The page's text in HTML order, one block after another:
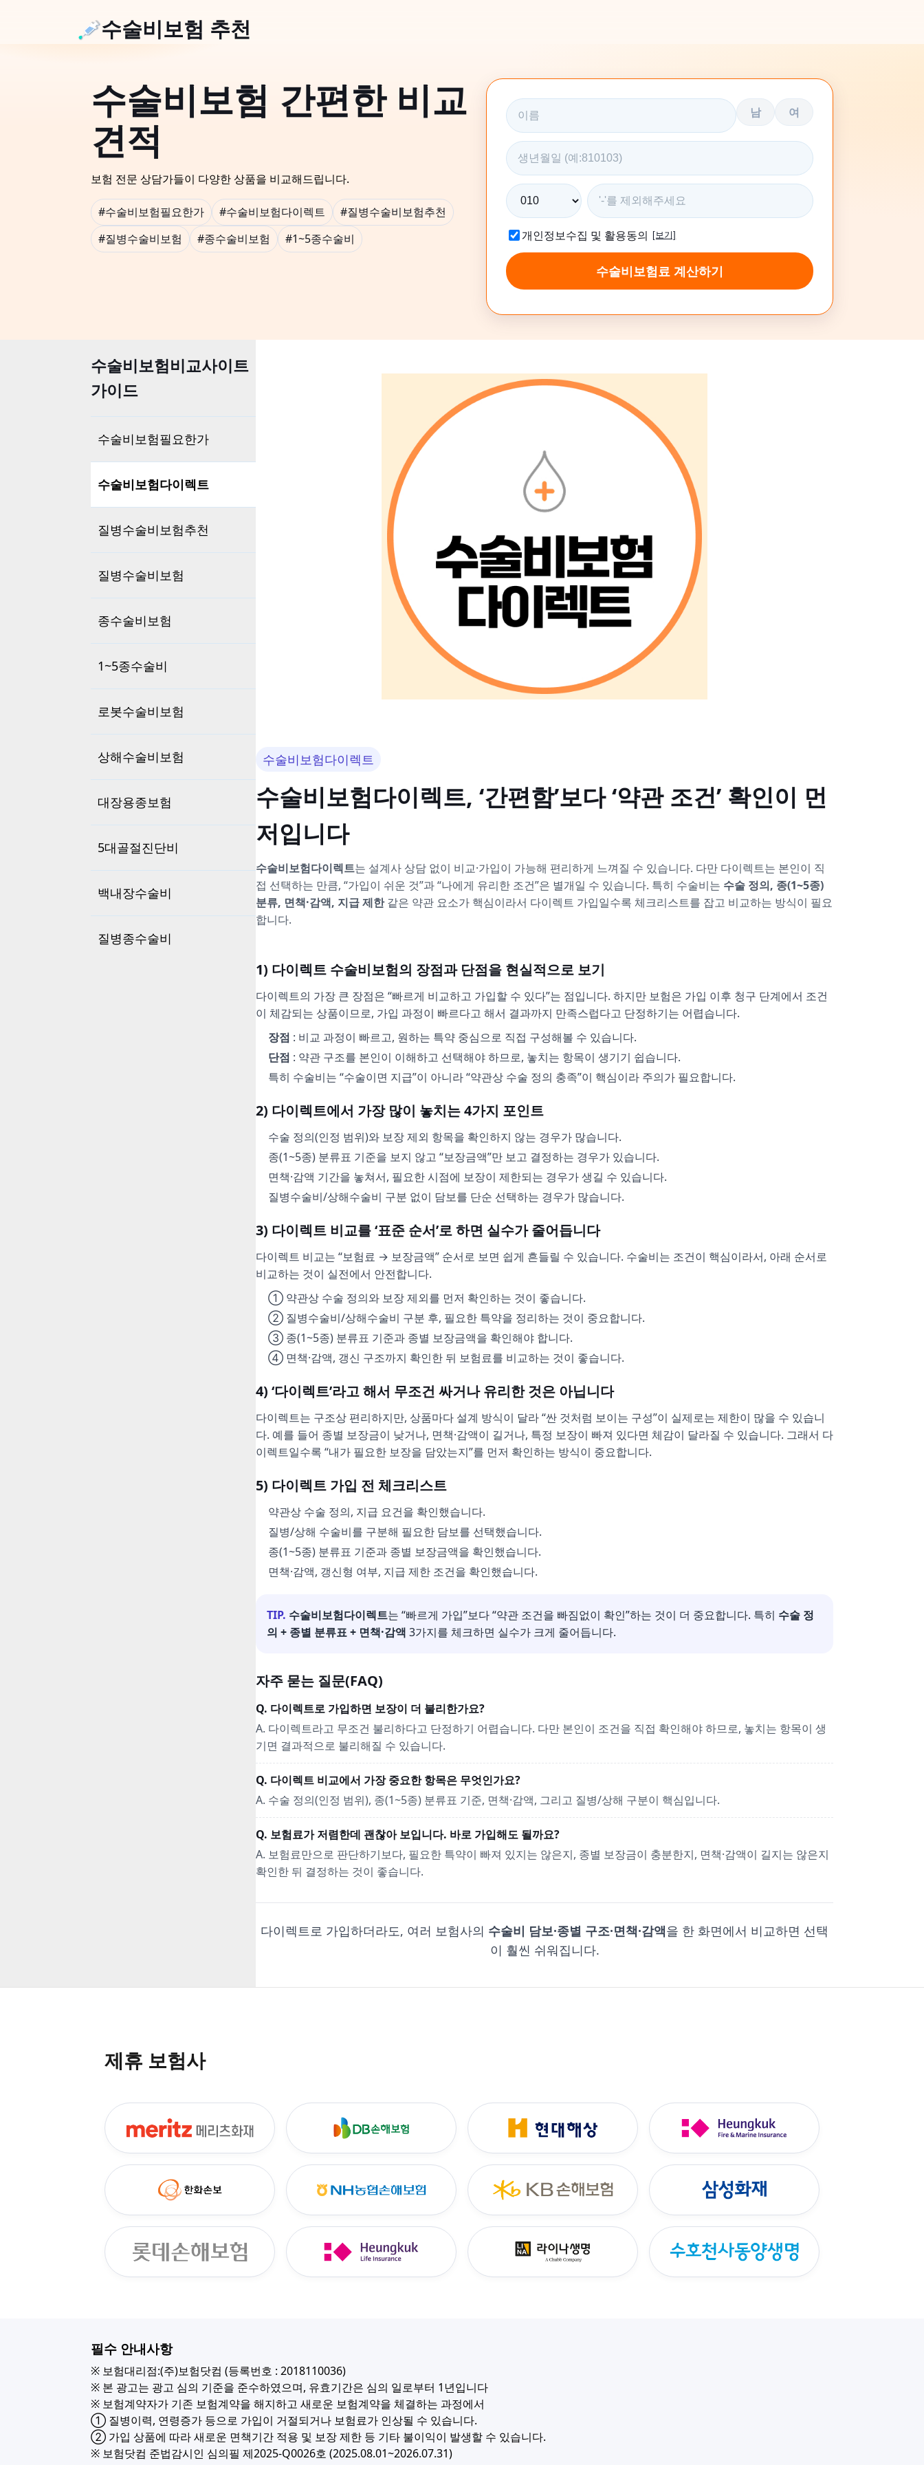
수술비보험 추천
수술비보험 간편한 비교
견적
보험 전문 상담가들이 다양한 상품을 비교해드립니다.
#수술비보험필요한가 #수술비보험다이렉트
#질병수술비보험추천
#질병수술비보험
#종수술비보험 #1~5종수술비
남 여
개인정보수집 및 활용동의 [보기]
수술비보험료 계산하기
수술비보험비교사이트
가이드
수술비보험필요한가
수술비보험다이렉트
질병수술비보험추천
질병수술비보험
종수술비보험
1~5종수술비
로봇수술비보험
상해수술비보험
대장용종보험
5대골절진단비
백내장수술비
질병종수술비
수술비보험다이렉트
수술비보험다이렉트, ‘간편함’보다 ‘약관 조건’ 확인이 먼
저입니다
수술비보험다이렉트는 설계사 상담 없이 비교·가입이 가능해 편리하게 느껴질 수 있습니다. 다만 다이렉트는 본인이 직
접 선택하는 만큼, “가입이 쉬운 것”과 “나에게 유리한 조건”은 별개일 수 있습니다. 특히 수술비는 수술 정의, 종(1~5종)
분류, 면책·감액, 지급 제한같은 약관 요소가 핵심이라서 다이렉트 가입일수록 체크리스트를 잡고 비교하는 방식이 필요
합니다.
1) 다이렉트 수술비보험의 장점과 단점을 현실적으로 보기
다이렉트의 가장 큰 장점은 “빠르게 비교하고 가입할 수 있다”는 점입니다. 하지만 보험은 가입 이후 청구 단계에서 조건
이 체감되는 상품이므로, 가입 과정이 빠르다고 해서 결과까지 만족스럽다고 단정하기는 어렵습니다.
장점 : 비교 과정이 빠르고, 원하는 특약 중심으로 직접 구성해볼 수 있습니다.
단점 : 약관 구조를 본인이 이해하고 선택해야 하므로, 놓치는 항목이 생기기 쉽습니다.
특히 수술비는 “수술이면 지급”이 아니라 “약관상 수술 정의 충족”이 핵심이라 주의가 필요합니다.
2) 다이렉트에서 가장 많이 놓치는 4가지 포인트
수술 정의(인정 범위)와 보장 제외 항목을 확인하지 않는 경우가 많습니다.
종(1~5종) 분류표 기준을 보지 않고 “보장금액”만 보고 결정하는 경우가 있습니다.
면책·감액 기간을 놓쳐서, 필요한 시점에 보장이 제한되는 경우가 생길 수 있습니다.
질병수술비/상해수술비 구분 없이 담보를 단순 선택하는 경우가 많습니다.
3) 다이렉트 비교를 ‘표준 순서’로 하면 실수가 줄어듭니다
다이렉트 비교는 “보험료 → 보장금액” 순서로 보면 쉽게 흔들릴 수 있습니다. 수술비는 조건이 핵심이라서, 아래 순서로
비교하는 것이 실전에서 안전합니다.
① 약관상 수술 정의와 보장 제외를 먼저 확인하는 것이 좋습니다.
② 질병수술비/상해수술비 구분 후, 필요한 특약을 정리하는 것이 중요합니다.
③ 종(1~5종) 분류표 기준과 종별 보장금액을 확인해야 합니다.
④ 면책·감액, 갱신 구조까지 확인한 뒤 보험료를 비교하는 것이 좋습니다.
4) ‘다이렉트’라고 해서 무조건 싸거나 유리한 것은 아닙니다
다이렉트는 구조상 편리하지만, 상품마다 설계 방식이 달라 “싼 것처럼 보이는 구성”이 실제로는 제한이 많을 수 있습니
다. 예를 들어 종별 보장금이 낮거나, 면책·감액이 길거나, 특정 보장이 빠져 있다면 체감이 달라질 수 있습니다. 그래서 다
이렉트일수록 “내가 필요한 보장을 담았는지”를 먼저 확인하는 방식이 중요합니다.
5) 다이렉트 가입 전 체크리스트
약관상 수술 정의, 지급 요건을 확인했습니다.
질병/상해 수술비를 구분해 필요한 담보를 선택했습니다.
종(1~5종) 분류표 기준과 종별 보장금액을 확인했습니다.
면책·감액, 갱신형 여부, 지급 제한 조건을 확인했습니다.
TIP. 수술비보험다이렉트는 “빠르게 가입”보다 “약관 조건을 빠짐없이 확인”하는 것이 더 중요합니다. 특히 수술 정
의 + 종별 분류표 + 면책·감액 3가지를 체크하면 실수가 크게 줄어듭니다.
자주 묻는 질문(FAQ)
Q. 다이렉트로 가입하면 보장이 더 불리한가요?
A. 다이렉트라고 무조건 불리하다고 단정하기 어렵습니다. 다만 본인이 조건을 직접 확인해야 하므로, 놓치는 항목이 생
기면 결과적으로 불리해질 수 있습니다.
Q. 다이렉트 비교에서 가장 중요한 항목은 무엇인가요?
A. 수술 정의(인정 범위), 종(1~5종) 분류표 기준, 면책·감액, 그리고 질병/상해 구분이 핵심입니다.
Q. 보험료가 저렴한데 괜찮아 보입니다. 바로 가입해도 될까요?
A. 보험료만으로 판단하기보다, 필요한 특약이 빠져 있지는 않은지, 종별 보장금이 충분한지, 면책·감액이 길지는 않은지
확인한 뒤 결정하는 것이 좋습니다.
다이렉트로 가입하더라도, 여러 보험사의 수술비 담보·종별 구조·면책·감액을 한 화면에서 비교하면 선택
이 훨씬 쉬워집니다.
제휴 보험사
필수 안내사항
※ 보험대리점:(주)보험닷컴 (등록번호 : 2018110036)
※ 본 광고는 광고 심의 기준을 준수하였으며, 유효기간은 심의 일로부터 1년입니다
※ 보험계약자가 기존 보험계약을 해지하고 새로운 보험계약을 체결하는 과정에서
① 질병이력, 연령증가 등으로 가입이 거절되거나 보험료가 인상될 수 있습니다.
② 가입 상품에 따라 새로운 면책기간 적용 및 보장 제한 등 기타 불이익이 발생할 수 있습니다.
※ 보험닷컴 준법감시인 심의필 제2025-Q0026호 (2025.08.01~2026.07.31)